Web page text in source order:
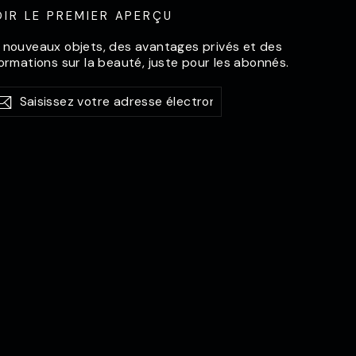
LE PREMIER APERÇU
nouveaux objets, des avantages privés et des
sur la beauté, juste pour les abonnés.
S'abonner